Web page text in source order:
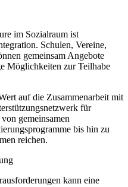
im Sozialraum ist
Schulen, Vereine,
gemeinsam Angebote
Möglichkeiten zur Teilhabe
auf die Zusammenarbeit mit
für
gemeinsamen
bis hin zu
reichen.
kann eine